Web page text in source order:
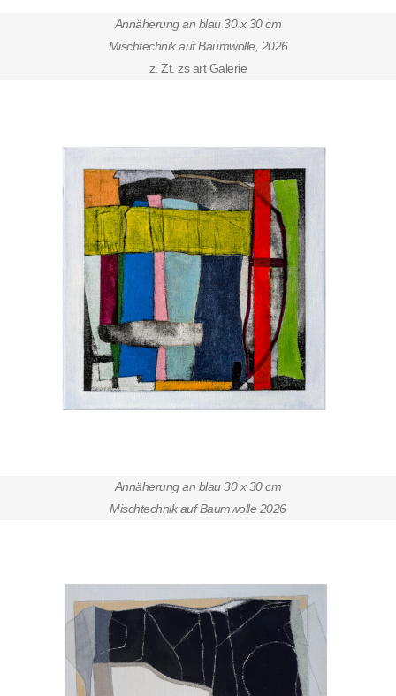
Annäherung an blau 30 x 30 cm
Mischtechnik auf Baumwolle, 2026
z. Zt. zs art Galerie
Annäherung an blau 30 x 30 cm
Mischtechnik auf Baumwolle 2026